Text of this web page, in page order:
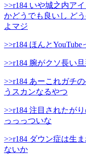
>>r184 いや城之内ア
かどうでも良いし ど
よマジ
>>r184 ほんと
>>r184 腕がクソ長い
>>r184 あーこれガチ
うスカンなるやつ
>>r184 注目されたが
っっっついな
>>r184 ダウン症は生
ないか